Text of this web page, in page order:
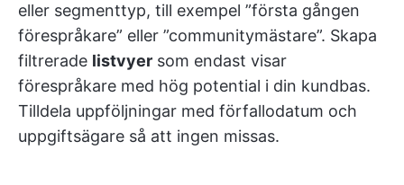
eller segmenttyp, till exempel ”första gången
förespråkare” eller ”communitymästare”. Skapa
filtrerade listvyer som endast visar
förespråkare med hög potential i din kundbas.
Tilldela uppföljningar med förfallodatum och
uppgiftsägare så att ingen missas.